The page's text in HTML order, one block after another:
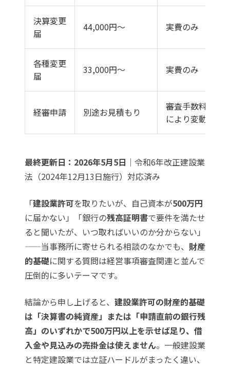
決算変更
届
44,000円〜 実費のみ
各種変更
届
33,000円〜 実費のみ
経審申請 別途お見積もり
審査手数料（規
により変動）
最終更新日：2026年5月5日 ｜令和6年改正建設業
法（2024年12月13日施行）対応済み
「建設業許可を取りたいが、自己資本が500万円
に届かない」「銀行の残高証明書で要件を満たせ
ると聞いたが、いつ取ればいいのか分からない」
——当事務所に寄せられる相談のなかでも、 財産
的基礎に関する質問は経営事項審査関連と並んで
圧倒的に多いテーマです。
結論から申し上げると、 建設業許可の財産的基礎
は「決算書の純資産」または「申請直前の銀行残
高」のいずれかで500万円以上を示せば足り、借
入金や見込みの売掛金は使えません。一般建設業
と特定建設業では立証ハードルがまったく違い、